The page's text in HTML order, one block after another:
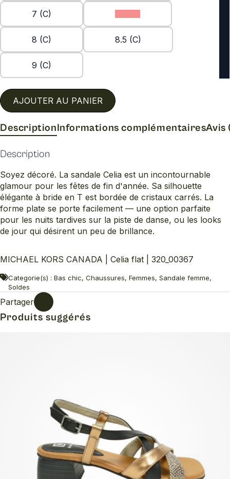
7 (C)
8 (C) 8.5 (C)
9 (C)
AJOUTER AU PANIER
DescriptionInformations complémentairesAvis
Description
Soyez décoré. La sandale Celia est un incontournable
glamour pour les fêtes de fin d'année. Sa silhouette
élégante à bride en T est bordée de cristaux carrés. La
forme plate se porte facilement — une option parfaite
pour les nuits tardives sur la piste de danse, ou les looks
de jour qui désirent un peu de brillance.
MICHAEL KORS CANADA | Celia flat | 320_00367
Categorie(s) : Bas chic, Chaussures, Femmes, Sandale femme,
Soldes
Partager
Produits suggérés